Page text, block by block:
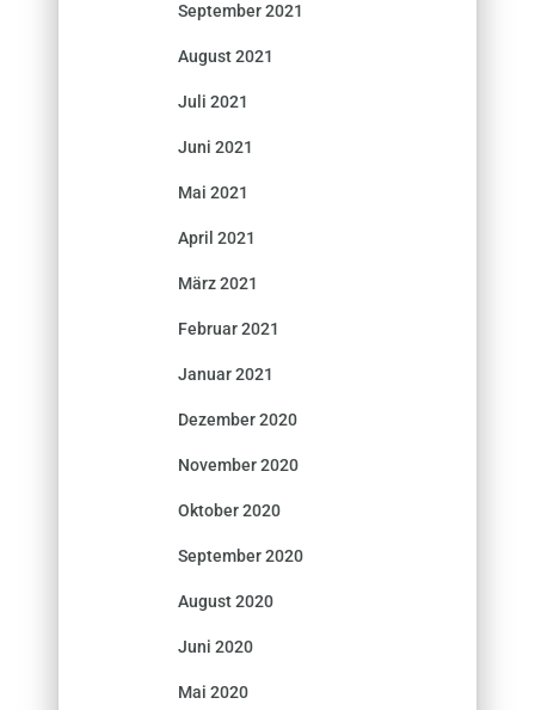
September 2021
August 2021
Juli 2021
Juni 2021
Mai 2021
April 2021
März 2021
Februar 2021
Januar 2021
Dezember 2020
November 2020
Oktober 2020
September 2020
August 2020
Juni 2020
Mai 2020